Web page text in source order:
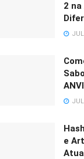
2 na
e